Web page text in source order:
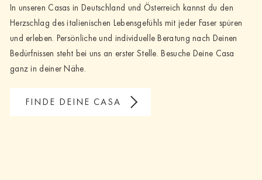
In unseren Casas in Deutschland und Österreich kannst du den
Herzschlag des italienischen Lebensgefühls mit jeder Faser spüren
und erleben. Persönliche und individuelle Beratung nach Deinen
Bedürfnissen steht bei uns an erster Stelle. Besuche Deine Casa
ganz in deiner Nähe.
FINDE DEINE CASA